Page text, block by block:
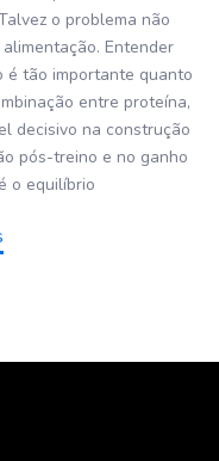
o problema não
Entender
é tão importante quanto
entre proteína,
decisivo na construção
pós-treino e no ganho
o equilíbrio